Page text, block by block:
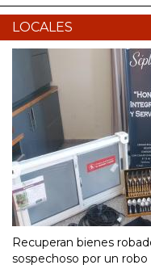
LOCALES
Recuperan bienes
sospechoso por un robo